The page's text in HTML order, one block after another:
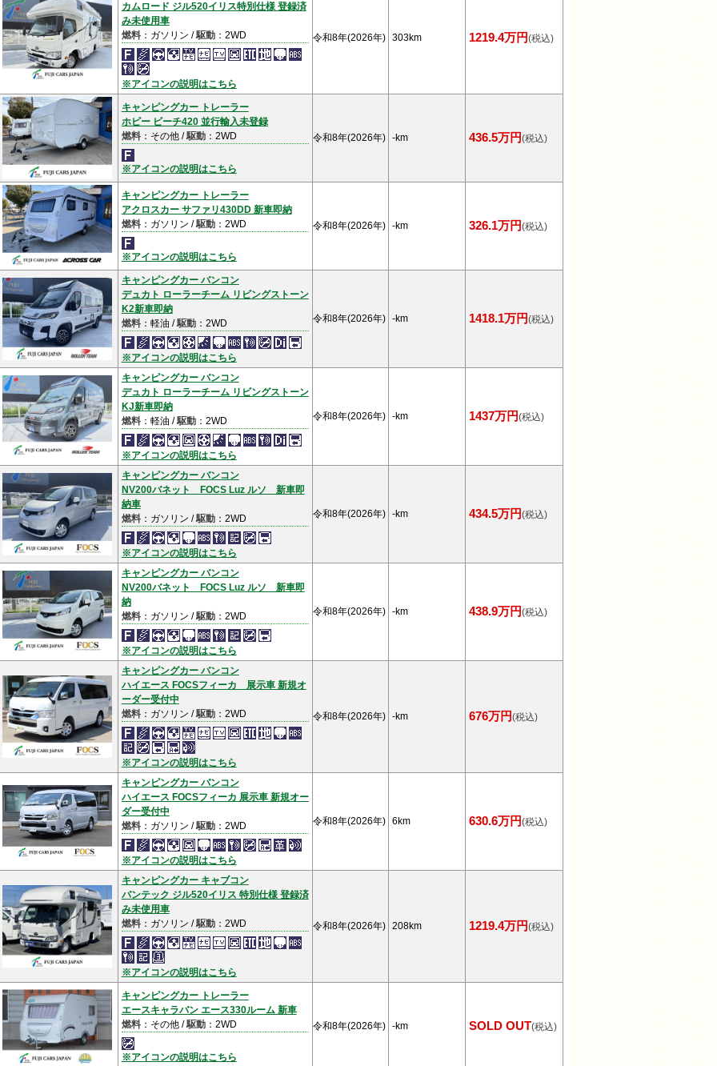
カムロード ジル520イリス特別仕様 登録済
み未使用車
燃料：ガソリン /駆動：2WD
※アイコンの説明はこちら
令和8年(2026年) 303km 1219.4万円(税込)
キャンピングカー トレーラー
ホビー ビーチ420 並行輸入未登録
燃料：その他 /駆動：2WD
※アイコンの説明はこちら
令和8年(2026年) -km 436.5万円(税込)
キャンピングカー トレーラー
アクロスカー サファリ430DD 新車即納
燃料：ガソリン /駆動：2WD
※アイコンの説明はこちら
令和8年(2026年) -km 326.1万円(税込)
キャンピングカー バンコン
デュカト ローラーチーム リビングストーン
K2新車即納
燃料：軽油 /駆動：2WD
※アイコンの説明はこちら
令和8年(2026年) -km 1418.1万円(税込)
キャンピングカー バンコン
デュカト ローラーチーム リビングストーン
KJ新車即納
燃料：軽油 /駆動：2WD
※アイコンの説明はこちら
令和8年(2026年) -km 1437万円(税込)
キャンピングカー バンコン
NV200バネット FOCS Luz ルソ 新車即
納車
燃料：ガソリン /駆動：2WD
※アイコンの説明はこちら
令和8年(2026年) -km 434.5万円(税込)
キャンピングカー バンコン
NV200バネット FOCS Luz ルソ 新車即
納
燃料：ガソリン /駆動：2WD
※アイコンの説明はこちら
令和8年(2026年) -km 438.9万円(税込)
キャンピングカー バンコン
ハイエース FOCSフィーカ 展示車 新規オ
ーダー受付中
燃料：ガソリン /駆動：2WD
※アイコンの説明はこちら
令和8年(2026年) -km 676万円(税込)
キャンピングカー バンコン
ハイエース FOCSフィーカ 展示車 新規オー
ダー受付中
燃料：ガソリン /駆動：2WD
※アイコンの説明はこちら
令和8年(2026年) 6km 630.6万円(税込)
キャンピングカー キャブコン
バンテック ジル520イリス 特別仕様 登録済
み未使用車
燃料：ガソリン /駆動：2WD
※アイコンの説明はこちら
令和8年(2026年) 208km 1219.4万円(税込)
キャンピングカー トレーラー
エースキャラバン エース330ルーム 新車
燃料：その他 /駆動：2WD
※アイコンの説明はこちら
令和8年(2026年) -km SOLD OUT(税込)